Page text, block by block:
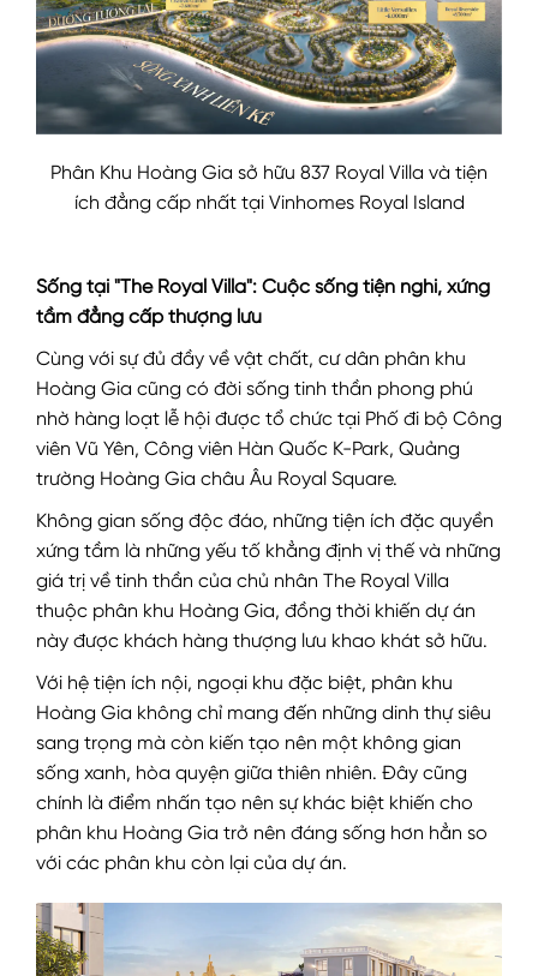
Phân Khu Hoàng Gia sở hữu 837 Royal Villa và tiện
ích đẳng cấp nhất tại Vinhomes Royal Island
Sống tại "The Royal Villa": Cuộc sống tiện nghi, xứng
tầm đẳng cấp thượng lưu
Cùng với sự đủ đầy về vật chất, cư dân phân khu
Hoàng Gia cũng có đời sống tinh thần phong phú
nhờ hàng loạt lễ hội được tổ chức tại Phố đi bộ Công
viên Vũ Yên, Công viên Hàn Quốc K-Park, Quảng
trường Hoàng Gia châu Âu Royal Square.
Không gian sống độc đáo, những tiện ích đặc quyền
xứng tầm là những yếu tố khẳng định vị thế và những
giá trị về tinh thần của chủ nhân The Royal Villa
thuộc phân khu Hoàng Gia, đồng thời khiến dự án
này được khách hàng thượng lưu khao khát sở hữu.
Với hệ tiện ích nội, ngoại khu đặc biệt, phân khu
Hoàng Gia không chỉ mang đến những dinh thự siêu
sang trọng mà còn kiến tạo nên một không gian
sống xanh, hòa quyện giữa thiên nhiên. Đây cũng
chính là điểm nhấn tạo nên sự khác biệt khiến cho
phân khu Hoàng Gia trở nên đáng sống hơn hẳn so
với các phân khu còn lại của dự án.